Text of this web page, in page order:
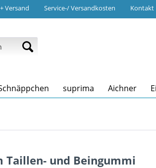
Versand Service-/ Versandkosten Kontakt
suprima Aichner
Taillen- und Beingummi